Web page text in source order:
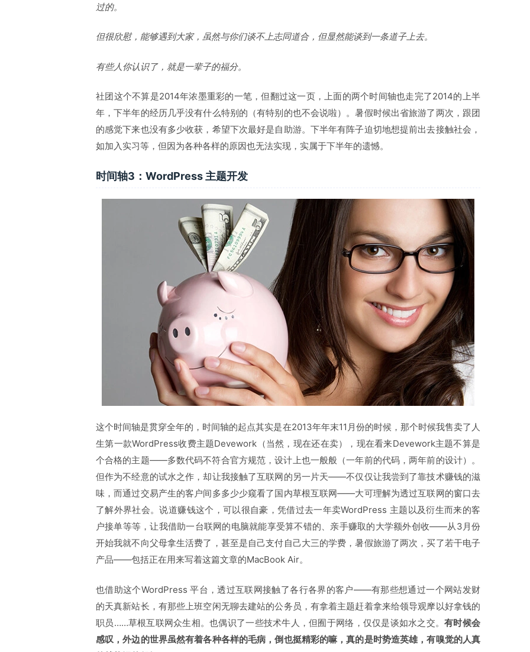
过的。
但很欣慰，能够遇到大家，虽然与你们谈不上志同道合，但显然能谈到一条道子上去。
有些人你认识了，就是一辈子的福分。
社团这个不算是2014年浓墨重彩的一笔，但翻过这一页，上面的两个时间轴也走完了2014的上半
年，下半年的经历几乎没有什么特别的（有特别的也不会说啦）。暑假时候出省旅游了两次，跟团
的感觉下来也没有多少收获，希望下次最好是自助游。下半年有阵子迫切地想提前出去接触社会，
如加入实习等，但因为各种各样的原因也无法实现，实属于下半年的遗憾。
时间轴3：WordPress 主题开发
这个时间轴是贯穿全年的，时间轴的起点其实是在2013年年末11月份的时候，那个时候我售卖了人
生第一款WordPress收费主题Devework（当然，现在还在卖），现在看来Devework主题不算是
个合格的主题——多数代码不符合官方规范，设计上也一般般（一年前的代码，两年前的设计）。
但作为不经意的试水之作，却让我接触了互联网的另一片天——不仅仅让我尝到了靠技术赚钱的滋
味，而通过交易产生的客户间多多少少窥看了国内草根互联网——大可理解为透过互联网的窗口去
了解外界社会。说道赚钱这个，可以很自豪，凭借过去一年卖WordPress 主题以及衍生而来的客
户接单等等，让我借助一台联网的电脑就能享受算不错的、亲手赚取的大学额外创收——从3月份
开始我就不向父母拿生活费了，甚至是自己支付自己大三的学费，暑假旅游了两次，买了若干电子
产品——包括正在用来写着这篇文章的MacBook Air。
也借助这个WordPress 平台，透过互联网接触了各行各界的客户——有那些想通过一个网站发财
的天真新站长，有那些上班空闲无聊去建站的公务员，有拿着主题赶着拿来给领导观摩以好拿钱的
职员……草根互联网众生相。也偶识了一些技术牛人，但囿于网络，仅仅是谈如水之交。有时候会
感叹，外边的世界虽然有着各种各样的毛病，倒也挺精彩的嘛，真的是时势造英雄，有嗅觉的人真